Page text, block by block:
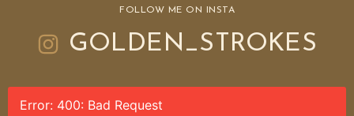
FOLLOW ME ON INSTA
GOLDEN_STROKES
Error: 400: Bad Request